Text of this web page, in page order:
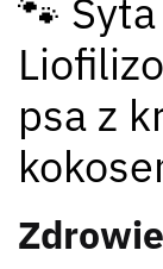
🐾
psa z